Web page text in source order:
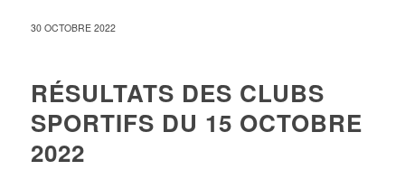
30 OCTOBRE 2022
RÉSULTATS DES CLUBS
SPORTIFS DU 15 OCTOBRE
2022